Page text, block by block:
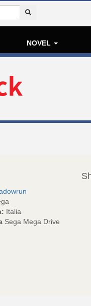
NOVEL
Italia
Sega Mega Drive